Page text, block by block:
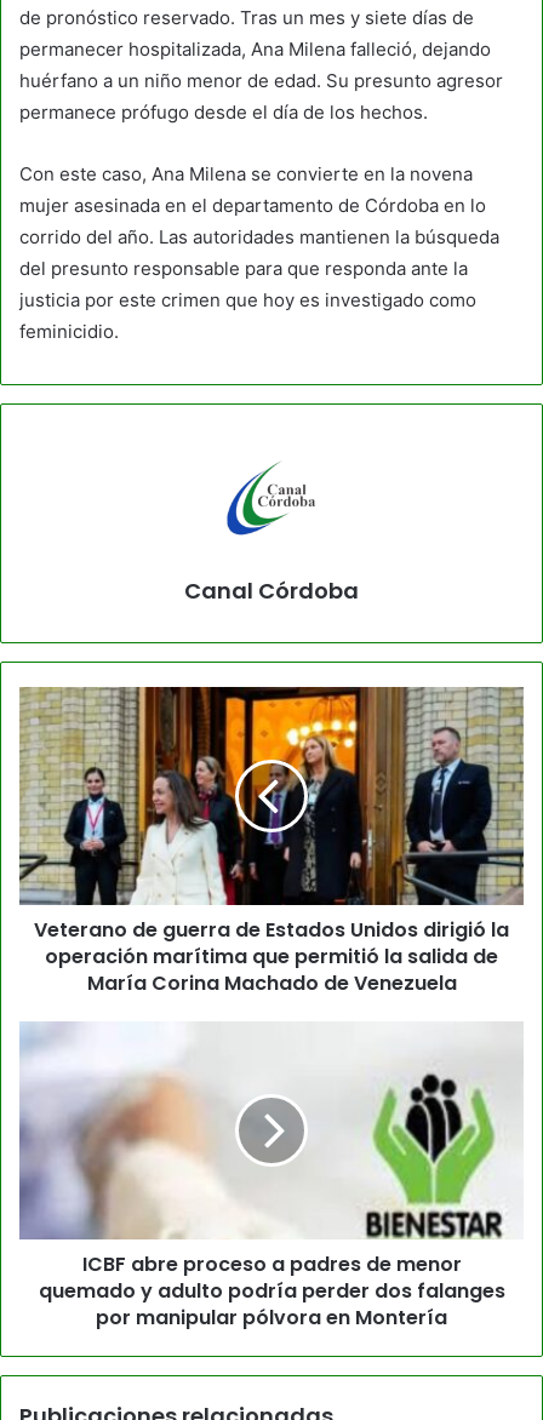
de pronóstico reservado. Tras un mes y siete días de
permanecer hospitalizada, Ana Milena falleció, dejando
huérfano a un niño menor de edad. Su presunto agresor
permanece prófugo desde el día de los hechos.
Con este caso, Ana Milena se convierte en la novena
mujer asesinada en el departamento de Córdoba en lo
corrido del año. Las autoridades mantienen la búsqueda
del presunto responsable para que responda ante la
justicia por este crimen que hoy es investigado como
feminicidio.
Canal Córdoba
Veterano de guerra de Estados Unidos dirigió la
operación marítima que permitió la salida de
María Corina Machado de Venezuela
ICBF abre proceso a padres de menor
quemado y adulto podría perder dos falanges
por manipular pólvora en Montería